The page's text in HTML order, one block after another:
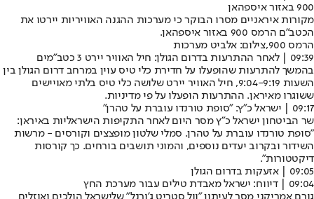
900 באזור איספהאן
מקורות איראניים מסרו הבוקר כי מערכות ההגנה האוויריות יירטו את
הכטב"ם הרמס 900 באזור איספהאן.
הרמס 900,צילום: אלביט מערכות
09:39 | לאחר ההתרעות בדרום הגולן: חיל האוויר יירט 3 כטב"מים
בהמשך להתרעות שהופעלו על חדירת כלי טיס עוין במרחב דרום הגולן בין
השעות 9:04-9:19, חיל האוויר יירט שלושה כלי טיס בלתי מאויישים
ששוגרו מאיראן. ההתרעות הופעלו על פי מדיניות.
09:17 | ישראל כ"ץ: "‏סופת טורנדו עוברת על טהרן"
שר הביטחון ישראל כ"ץ מסר היום לאחר התקיפות הישראליות באיראן:
"‏סופת טורנדו עוברת על טהרן. ‏סמלי שלטון מופצצים וקורסים - מרשות
השידור ובקרוב יעדים נוספים, והמוני תושבים בורחים. ‏כך קורסות
דיקטטורות".
09:05 | אזעקות בדרום הגולן
09:04 | דיווח: ישראל מאבדת טילים עבור מערכת החץ